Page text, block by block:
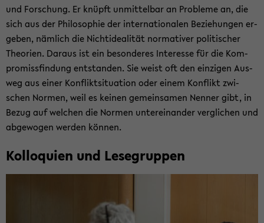
und For­schung. Er knüpft un­mit­tel­bar an Pro­ble­me an, die
sich aus der Phi­lo­so­phie der in­ter­na­tio­na­len Be­zie­hun­gen er­
ge­ben, näm­lich die Nicht­idea­li­tät nor­ma­ti­ver po­li­ti­scher
Theo­rien. Dar­aus ist ein be­son­de­res In­ter­es­se für die Kom­
pro­miss­fin­dung ent­stan­den. Sie weist oft den ein­zi­gen Aus­
weg aus einer Kon­flikt­si­tua­ti­on oder einem Kon­flikt zwi­
schen Nor­men, weil es kei­nen ge­mein­sa­men Nen­ner gibt, in
Bezug auf wel­chen die Nor­men un­ter­ein­an­der ver­gli­chen und
ab­ge­wo­gen wer­den kön­nen.
Kol­lo­qui­en und Le­se­grup­pen